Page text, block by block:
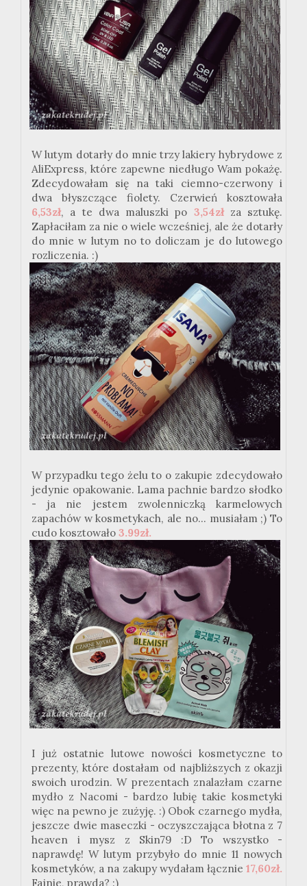
W lutym dotarły do mnie trzy lakiery hybrydowe z
AliExpress, które zapewne niedługo Wam pokażę.
Zdecydowałam się na taki ciemno-czerwony i
dwa błyszczące fiolety. Czerwień kosztowała
6,53zł, a te dwa maluszki po 3,54złza sztukę.
Zapłaciłam za nie o wiele wcześniej, ale że dotarły
do mnie w lutym no to doliczam je do lutowego
rozliczenia. :)
W przypadku tego żelu to o zakupie zdecydowało
jedynie opakowanie. Lama pachnie bardzo słodko
- ja nie jestem zwolenniczką karmelowych
zapachów w kosmetykach, ale no... musiałam ;) To
cudo kosztowało 3.99zł.
I już ostatnie lutowe nowości kosmetyczne to
prezenty, które dostałam od najbliższych z okazji
swoich urodzin. W prezentach znalazłam czarne
mydło z Nacomi - bardzo lubię takie kosmetyki
więc na pewno je zużyję. :) Obok czarnego mydła,
jeszcze dwie maseczki - oczyszczająca błotna z 7
heaven i mysz z Skin79 :D To wszystko -
naprawdę! W lutym przybyło do mnie 11 nowych
kosmetyków, a na zakupy wydałam łącznie 17,60zł.
Fajnie, prawda? :)